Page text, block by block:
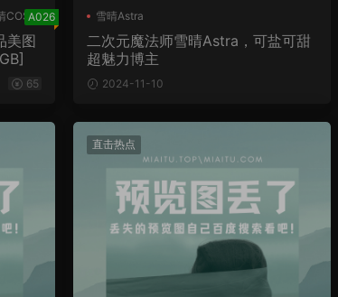
COSA026
美图
65
雪晴Astra
二次元魔法师雪晴Astra，可盐可甜
超魅力博主
2024-11-10
直击热点